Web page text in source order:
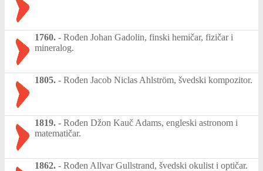
1760. - Rođen Johan Gadolin, finski hemičar, fizičar i
mineralog.
1805. - Rođen Jacob Niclas Ahlström, švedski kompozitor.
1819. - Rođen Džon Kauč Adams, engleski astronom i
matematičar.
1862. - Rođen Allvar Gullstrand, švedski okulist i optičar.